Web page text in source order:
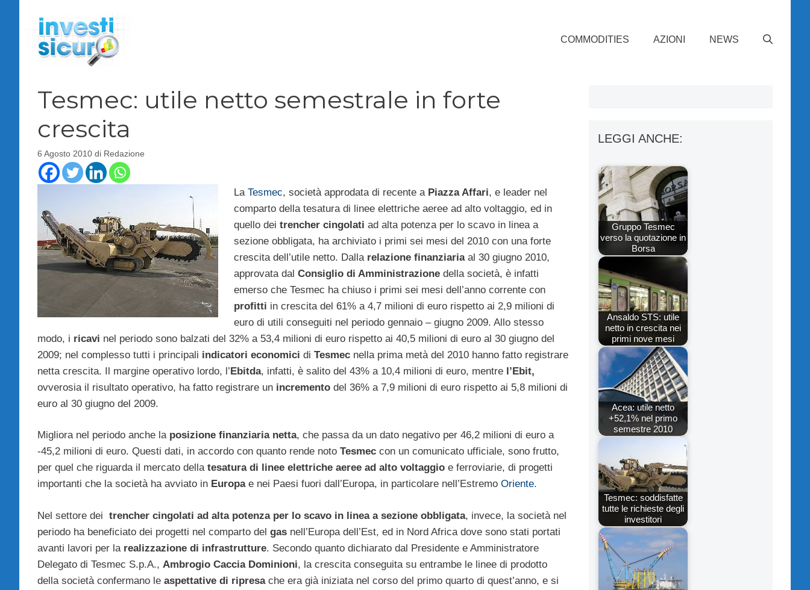
contenuto
COMMODITIES AZIONI NEWS
Tesmec: utile netto semestrale in forte
crescita
6 Agosto 2010 di Redazione
La Tesmec, società approdata di recente a Piazza Affari, e leader nel
comparto della tesatura di linee elettriche aeree ad alto voltaggio, ed in
quello dei trencher cingolati ad alta potenza per lo scavo in linea a
sezione obbligata, ha archiviato i primi sei mesi del 2010 con una forte
crescita dell’utile netto. Dalla relazione finanziariaal 30 giugno 2010,
approvata dal Consiglio di Amministrazionedella società, è infatti
emerso che Tesmec ha chiuso i primi sei mesi dell’anno corrente con
profitti in crescita del 61% a 4,7 milioni di euro rispetto ai 2,9 milioni di
euro di utili conseguiti nel periodo gennaio – giugno 2009. Allo stesso
modo, i ricavi nel periodo sono balzati del 32% a 53,4 milioni di euro rispetto ai 40,5 milioni di euro al 30 giugno del
2009; nel complesso tutti i principali indicatori economici di Tesmec nella prima metà del 2010 hanno fatto registrare
netta crescita. Il margine operativo lordo, l’Ebitda, infatti, è salito del 43% a 10,4 milioni di euro, mentre l’Ebit,
ovverosia il risultato operativo, ha fatto registrare un incremento del 36% a 7,9 milioni di euro rispetto ai 5,8 milioni di
euro al 30 giugno del 2009.
Migliora nel periodo anche la posizione finanziaria netta, che passa da un dato negativo per 46,2 milioni di euro a
-45,2 milioni di euro. Questi dati, in accordo con quanto rende noto Tesmec con un comunicato ufficiale, sono frutto,
per quel che riguarda il mercato della tesatura di linee elettriche aeree ad alto voltaggio e ferroviarie, di progetti
importanti che la società ha avviato in Europae nei Paesi fuori dall’Europa, in particolare nell’Estremo Oriente.
Nel settore dei trencher cingolati ad alta potenza per lo scavo in linea a sezione obbligata, invece, la società nel
periodo ha beneficiato dei progetti nel comparto del gas nell’Europa dell’Est, ed in Nord Africa dove sono stati portati
avanti lavori per la realizzazione di infrastrutture. Secondo quanto dichiarato dal Presidente e Amministratore
Delegato di Tesmec S.p.A., Ambrogio Caccia Dominioni, la crescita conseguita su entrambe le linee di prodotto
della società confermano le aspettative di ripresache era già iniziata nel corso del primo quarto di quest’anno, e si
LEGGI ANCHE:
Gruppo Tesmec
verso la quotazione in
Borsa
Ansaldo STS: utile
netto in crescita nei
primi nove mesi
Acea: utile netto
+52,1% nel primo
semestre 2010
Tesmec: soddisfatte
tutte le richieste degli
investitori